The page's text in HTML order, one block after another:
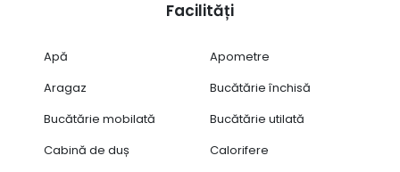
Facilități
Apă
Apometre
Aragaz
Bucătărie închisă
Bucătărie mobilată
Bucătărie utilată
Cabină de duș
Calorifere